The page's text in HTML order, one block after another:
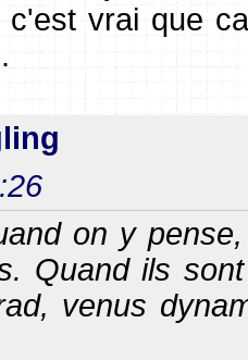
c'est vrai que
on y
Quand ils
venus